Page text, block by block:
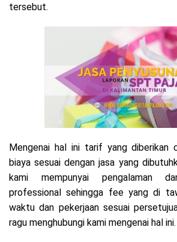
tersebut.
Mengenai hal ini tarif yang diberikan
biaya sesuai dengan jasa yang
kami mempunyai pengalaman
professional sehingga fee yang di
waktu dan pekerjaan sesuai
ragu menghubungi kami mengenai hal ini.